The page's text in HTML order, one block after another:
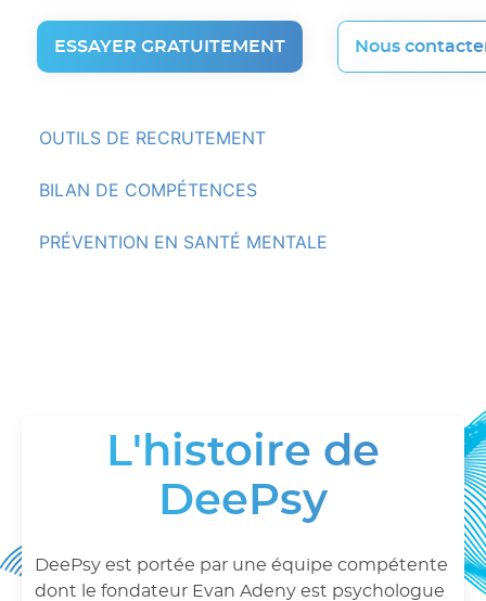
ESSAYER GRATUITEMENT Nous
OUTILS DE RECRUTEMENT
BILAN DE COMPÉTENCES
PRÉVENTION EN SANTÉ MENTALE
L'histoire de
DeePsy
DeePsy est portée par une équipe compétente
dont le fondateur Evan Adeny est psychologue